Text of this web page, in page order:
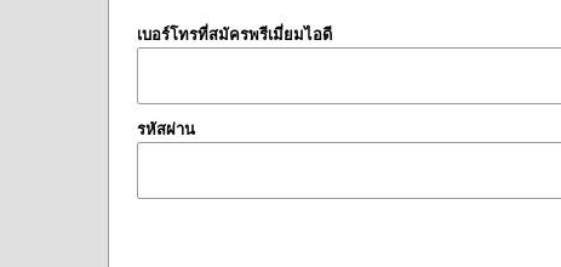
เบอร์โทรที่สมัครพรีเมี่ยมไอดี
รหัสผ่าน